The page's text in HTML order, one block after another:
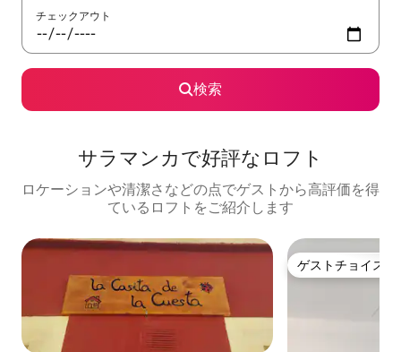
チェックアウト
検索
サラマンカで好評なロフト
ロケーションや清潔さなどの点でゲストから高評価を得
ているロフトをご紹介します
ゲストチョイス
ゲストチョイス